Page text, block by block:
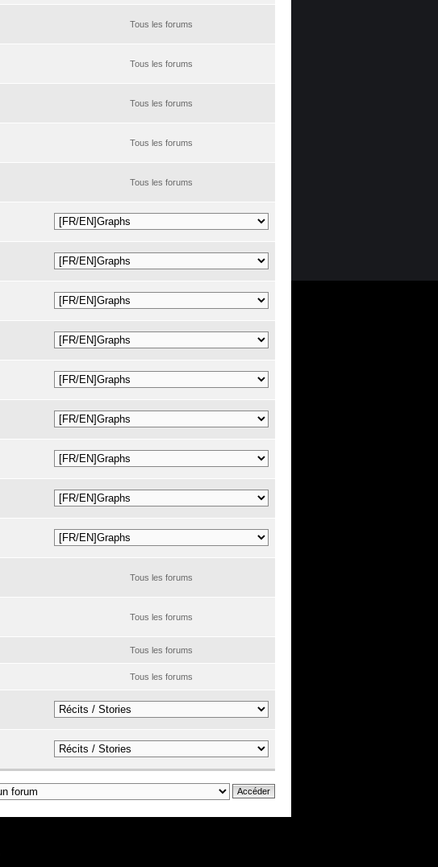
Tous les forums
Tous les forums
Tous les forums
Tous les forums
Tous les forums
Tous les forums
Tous les forums
Tous les forums
Tous les forums